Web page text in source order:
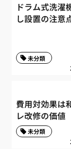
ドラム式洗濯
し設置の注意
未分類
費用対効果は
レ改修の価値
未分類